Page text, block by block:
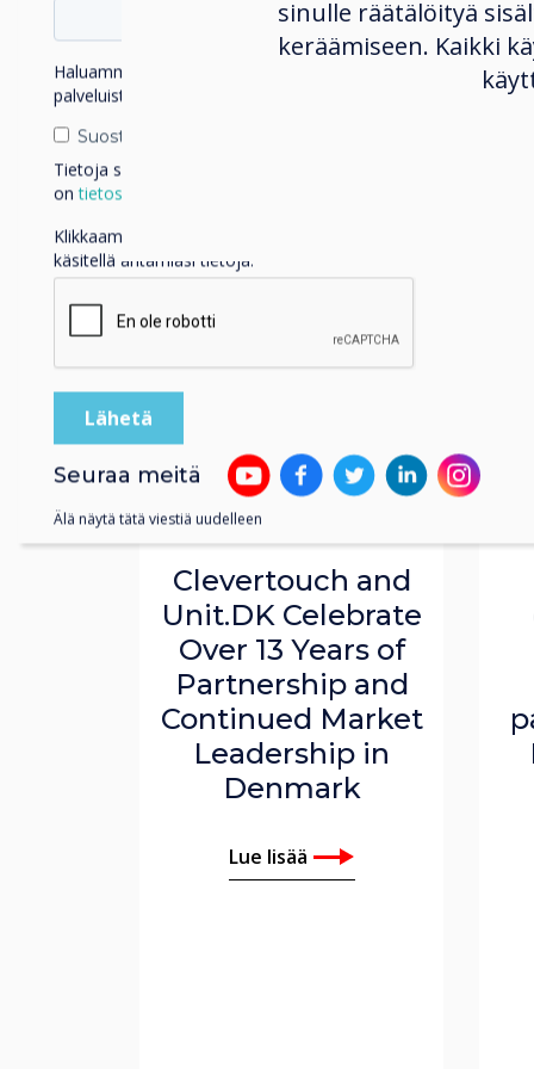
News | Trade
Clevertouch and
Unit.DK Celebrate
Over 13 Years of
Partnership and
Continued Market
Leadership in
Denmark
Lue lisää
sinulle räätälöityä
keräämiseen. Kaikki
Haluamme ottaa sinuun yhteyttä tuotteistamme ja
palveluistamme sähköpostitse, puhelimitse tai postitse.
Suostun vastaanottamaan viestejä Clevertouch.
Tietoja siitä, miten keräämme ja käytämme henkilötietojasi,
on tietosuojaselosteessamme
Klikkaamalla lähetä annat Clevertouch luvan tallentaa ja
käsitellä antamiasi tietoja.
Seuraa meitä
Älä näytä tätä viestiä uudelleen